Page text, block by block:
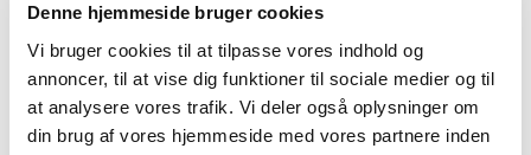
Denne hjemmeside bruger cookies
Vi bruger cookies til at tilpasse vores indhold og
annoncer, til at vise dig funktioner til sociale medier og til
at analysere vores trafik. Vi deler også oplysninger om
din brug af vores hjemmeside med vores partnere inden
Arbejder godt sammen med andre mennesker. Relaterer sig til
dem på en lydhør og fleksibel måde. Lytter, kommunikerer og
løser konflikter på en konstruktiv måde.
Indgår du i nogen form for arbejdsgruppe? På hvilken måde
er du i kontakt med de andre? Er du på nogen måde